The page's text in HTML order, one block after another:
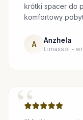
krótki spacer do
komfortowy
A Anzhela
Limassol -
“